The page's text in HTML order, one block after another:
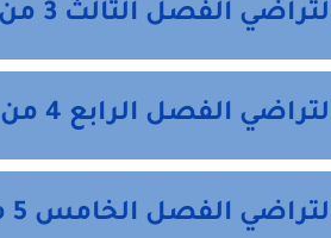
الفصل الثالث 3 من هنا
الفصل الرابع 4 من هنا
الفصل الخامس 5 من هنا